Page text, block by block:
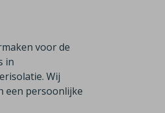
voor de
in
Wij
een persoonlijke